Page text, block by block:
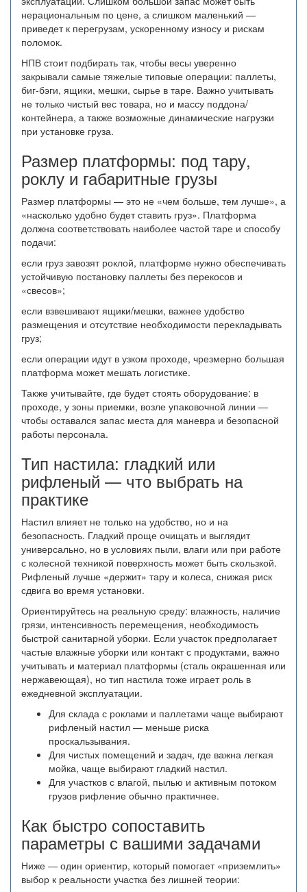
нерациональным по цене, а слишком маленький —
приведет к перегрузам, ускоренному износу и рискам
поломок.
НПВ стоит подбирать так, чтобы весы уверенно
закрывали самые тяжелые типовые операции: паллеты,
биг-бэги, ящики, мешки, сырье в таре. Важно учитывать
не только чистый вес товара, но и массу поддона/
контейнера, а также возможные динамические нагрузки
при установке груза.
Размер платформы: под тару,
роклу и габаритные грузы
Размер платформы — это не «чем больше, тем лучше», а
«насколько удобно будет ставить груз». Платформа
должна соответствовать наиболее частой таре и способу
подачи:
если груз завозят роклой, платформе нужно обеспечивать
устойчивую постановку паллеты без перекосов и
«свесов»;
если взвешивают ящики/мешки, важнее удобство
размещения и отсутствие необходимости перекладывать
груз;
если операции идут в узком проходе, чрезмерно большая
платформа может мешать логистике.
Также учитывайте, где будет стоять оборудование: в
проходе, у зоны приемки, возле упаковочной линии —
чтобы оставался запас места для маневра и безопасной
работы персонала.
Тип настила: гладкий или
рифленый — что выбрать на
практике
Настил влияет не только на удобство, но и на
безопасность. Гладкий проще очищать и выглядит
универсально, но в условиях пыли, влаги или при работе
с колесной техникой поверхность может быть скользкой.
Рифленый лучше «держит» тару и колеса, снижая риск
сдвига во время установки.
Ориентируйтесь на реальную среду: влажность, наличие
грязи, интенсивность перемещения, необходимость
быстрой санитарной уборки. Если участок предполагает
частые влажные уборки или контакт с продуктами, важно
учитывать и материал платформы (сталь окрашенная или
нержавеющая), но тип настила тоже играет роль в
ежедневной эксплуатации.
Для склада с роклами и паллетами чаще выбирают
рифленый настил — меньше риска
проскальзывания.
Для чистых помещений и задач, где важна легкая
мойка, чаще выбирают гладкий настил.
Для участков с влагой, пылью и активным потоком
грузов рифление обычно практичнее.
Как быстро сопоставить
параметры с вашими задачами
Ниже — один ориентир, который помогает «приземлить»
выбор к реальности участка без лишней теории: